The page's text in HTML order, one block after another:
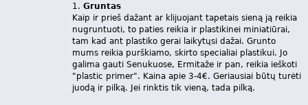
1. Gruntas
Kaip ir prieš dažant ar klijuojant tapetais sieną ją reikia
nugruntuoti, to paties reikia ir plastikinei miniatiūrai,
tam kad ant plastiko gerai laikytųsi dažai. Grunto
mums reikia purškiamo, skirto specialiai plastikui. Jo
galima gauti Senukuose, Ermitaže ir pan, reikia ieškoti
"plastic primer". Kaina apie 3-4€. Geriausiai būtų turėti
juodą ir pilką. Jei rinktis tik vieną, tada pilką.